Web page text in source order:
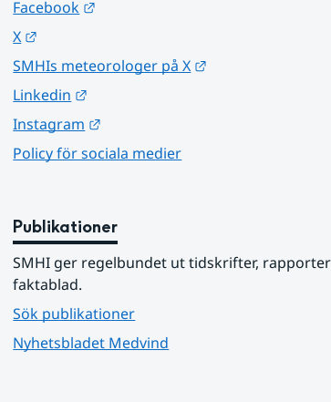
Facebook
X
SMHIs meteorologer på X
Linkedin
Instagram
Policy för sociala medier
Publikationer
SMHI ger regelbundet ut tidskrifter,
faktablad.
Sök publikationer
Nyhetsbladet Medvind